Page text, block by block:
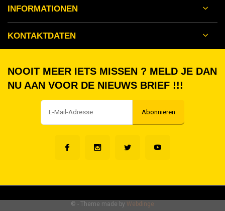
INFORMATIONEN
KONTAKTDATEN
NOOIT MEER IETS MISSEN ? MELD JE DAN
NU AAN VOOR DE NIEUWS BRIEF !!!
Abonnieren
© - Theme made by Webdinge